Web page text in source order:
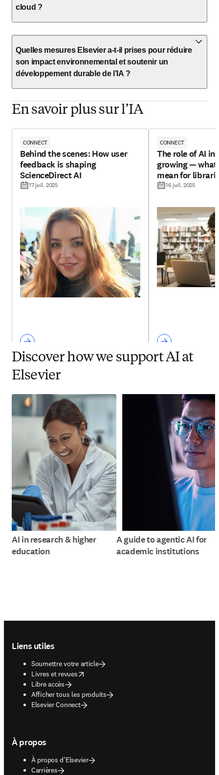
cloud ?
Quelles mesures Elsevier a-t-il prises pour réduire
son impact environnemental et soutenir un
développement durable de l’IA ?
En savoir plus sur l’IA
CONNECT
Behind the scenes: How user
feedback is shaping
ScienceDirect AI
17 juil. 2025
CONNECT
The role of AI
growing — what
mean for
16 juil. 2025
Discover how we support AI at
Elsevier
AI in research & higher
education
A guide to agentic AI for
academic institutions
Liens utiles
Soumettre votre article
Livres et revues
opens in new tab/window
Libre accès
Afficher tous les produits
Elsevier Connect
À propos
À propos d’Elsevier
Carrières